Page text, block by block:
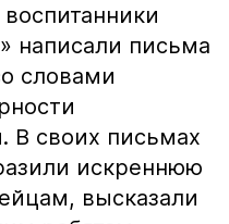
написали письма
словами​
В своих письмах
искреннюю
высказали